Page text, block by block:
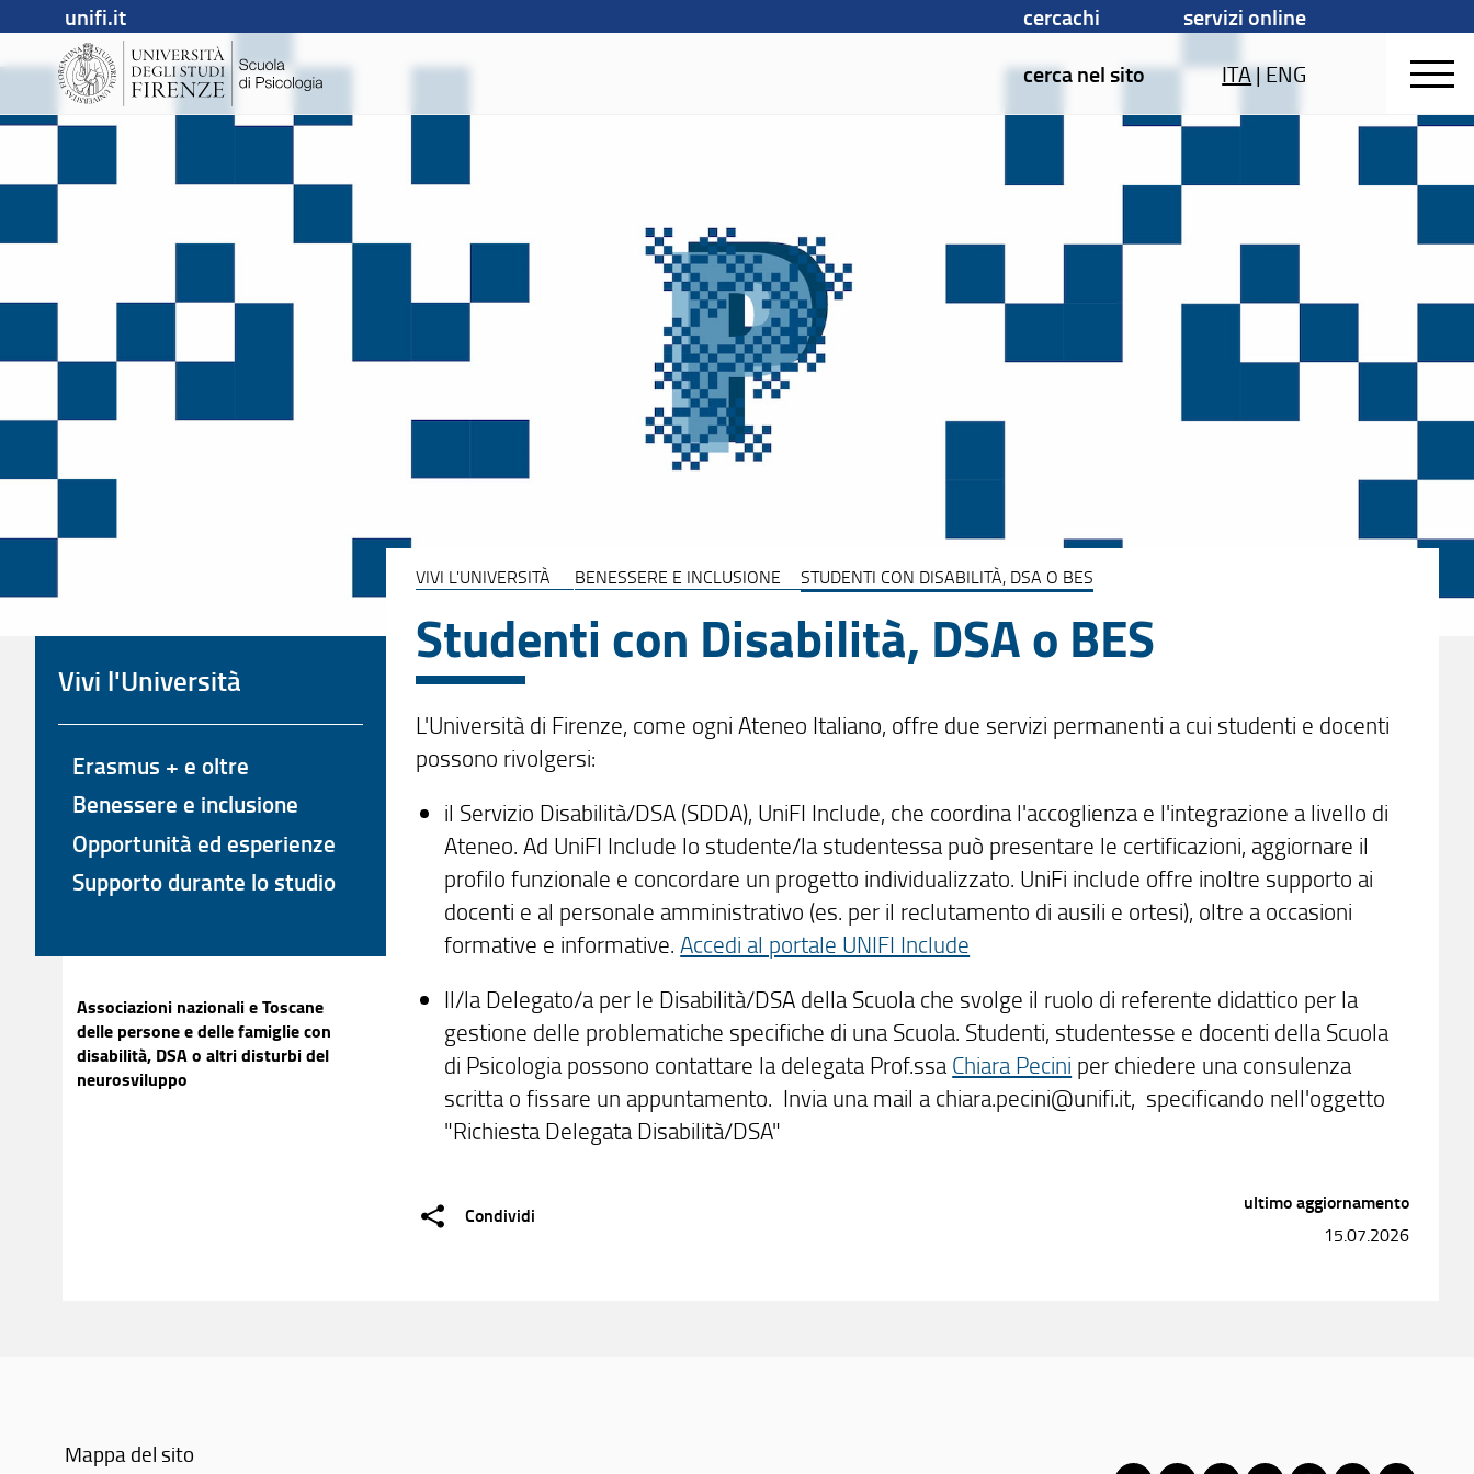
unifi.it cercachi
servizi online
cerca nel sito
ITA|ENG
VIVI L'UNIVERSITÀ BENESSERE E INCLUSIONE STUDENTI CON DISABILITÀ, DSA O BES
Studenti con Disabilità, DSA o BES
L'Università di Firenze, come ogni Ateneo Italiano, offre due servizi permanenti a cui studenti e docenti
possono rivolgersi:
il Servizio Disabilità/DSA (SDDA), UniFI Include, che coordina l'accoglienza e l'integrazione a livello di
Ateneo. Ad UniFI Include lo studente/la studentessa può presentare le certificazioni, aggiornare il
profilo funzionale e concordare un progetto individualizzato. UniFi include offre inoltre supporto ai
docenti e al personale amministrativo (es. per il reclutamento di ausili e ortesi), oltre a occasioni
formative e informative. Accedi al portale UNIFI Include
Il/la Delegato/a per le Disabilità/DSA della Scuola che svolge il ruolo di referente didattico per la
gestione delle problematiche specifiche di una Scuola. Studenti, studentesse e docenti della Scuola
di Psicologia possono contattare la delegata Prof.ssa Chiara Pecini per chiedere una consulenza
scritta o fissare un appuntamento. Invia una mail a chiara.pecini@unifi.it, specificando nell'oggetto
"Richiesta Delegata Disabilità/DSA"
Condividi
Vivi l'Università
Erasmus + e oltre
Benessere e inclusione
Opportunità ed esperienze
Supporto durante lo studio
Associazioni nazionali e Toscane
delle persone e delle famiglie con
disabilità, DSA o altri disturbi del
neurosviluppo
ultimo aggiornamento
15.07.2026
Mappa del sito